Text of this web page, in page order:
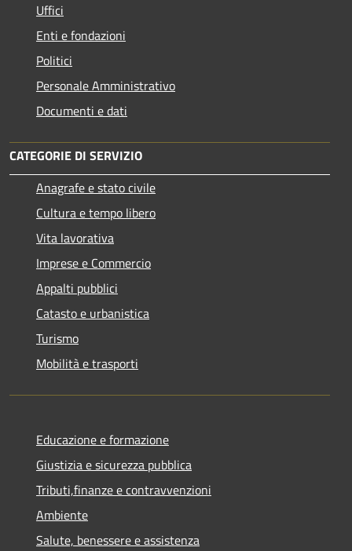
Uffici
Enti e fondazioni
Politici
Personale Amministrativo
Documenti e dati
CATEGORIE DI SERVIZIO
Anagrafe e stato civile
Cultura e tempo libero
Vita lavorativa
Imprese e Commercio
Appalti pubblici
Catasto e urbanistica
Turismo
Mobilità e trasporti
Educazione e formazione
Giustizia e sicurezza pubblica
Tributi,finanze e contravvenzioni
Ambiente
Salute, benessere e assistenza